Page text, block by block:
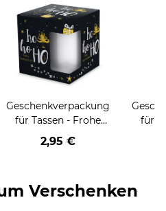
Geschenkverpackung
für Tassen - Frohe
Weihnachten - HO
HO HO - schwarz
2,95 €
für
Verschenken